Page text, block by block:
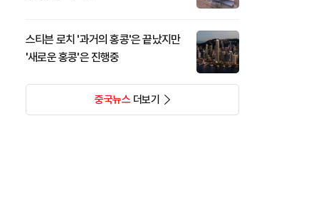
스티븐 로치 '과거의 홍콩'은 끝났지만
'새로운 홍콩'은 진행중
중국뉴스더보기